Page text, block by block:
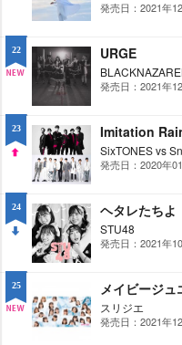
W
発売日：2021年
22
W
URGE
発売日：2021年
23 Imitation
SixTONES vs
発売日：2020年
24
WN
ヘタレたちよ
STU48
発売日：2021年
25 メイビージュ
スリジエ
発売日：2021年